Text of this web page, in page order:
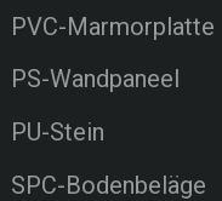
PVC-Marmorplatte
PS-Wandpaneel
PU-Stein
SPC-Bodenbeläge